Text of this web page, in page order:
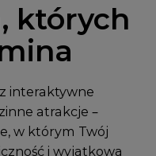
których
interaktywne
atrakcje –
w którym Twój
i wyjątkową